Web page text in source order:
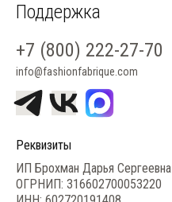
Поддержка
+7 (800) 222-27-70
info@fashionfabrique.com
Реквизиты
ИП Брохман Дарья Сергеевна
ОГРНИП: 316602700053220